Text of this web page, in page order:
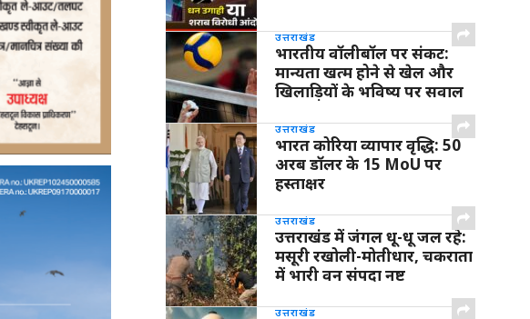
उत्तराखंड
भारतीय वॉलीबॉल पर संकट:
मान्यता खत्म होने से खेल और
खिलाड़ियों के भविष्य पर सवाल
उत्तराखंड
भारत कोरिया व्यापार वृद्धि: 50
अरब डॉलर के 15 MoU पर
हस्ताक्षर
उत्तराखंड
उत्तराखंड में जंगल धू-धू जल रहे:
मसूरी रखोली-मोतीधार, चकराता
में भारी वन संपदा नष्ट
उत्तराखंड